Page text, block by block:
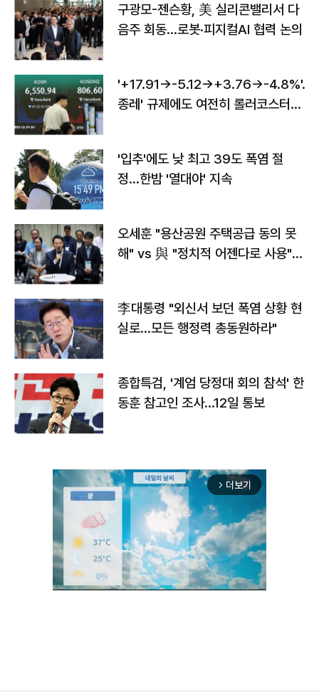
구광모-젠슨황, 美 실리콘밸리서 다
음주 회동…로봇·피지컬AI 협력 논의
'+17.91→-5.12→+3.76→-4.8%'…'
종레' 규제에도 여전히 롤러코스터
'입추'에도 낮 최고 39도 폭염 절
정…한밤 '열대야' 지속
오세훈 "용산공원 주택공급 동의 못
해" vs 與 "정치적 어젠다로 사용"
李대통령 "외신서 보던 폭염 상황 현
실로…모든 행정력 총동원하라"
종합특검, '계엄 당정대 회의 참석' 한
동훈 참고인 조사...12일 통보
arrow_forward_ios 더보기